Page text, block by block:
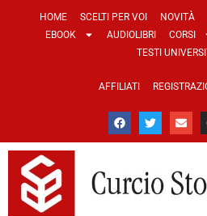
HOME SCELTI PER VOI NOVITÀ
EBOOK
AUDIOLIBRI CORSI
TESTI
AFFILIATI